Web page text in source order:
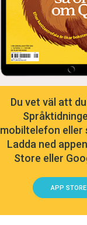
Du vet väl att
mobiltelefon eller
Ladda ned
Store eller
APP STORE